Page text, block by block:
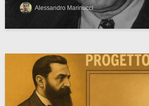
Alessandro Marinucci